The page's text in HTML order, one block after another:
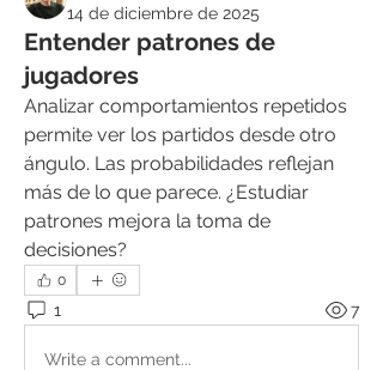
14 de diciembre de 2025
Entender patrones de
jugadores
Analizar comportamientos repetidos
permite ver los partidos desde otro
ángulo. Las probabilidades reflejan
más de lo que parece. ¿Estudiar
patrones mejora la toma de
decisiones?
0
1 7
Write a comment...